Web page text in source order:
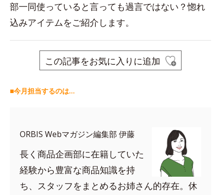
部一同使っていると言っても過言ではない？惚れ
込みアイテムをご紹介します。
この記事をお気に入りに追加
■今月担当するのは…
ORBIS Webマガジン編集部 伊藤
長く商品企画部に在籍していた
経験から豊富な商品知識を持
ち、スタッフをまとめるお姉さん的存在。休